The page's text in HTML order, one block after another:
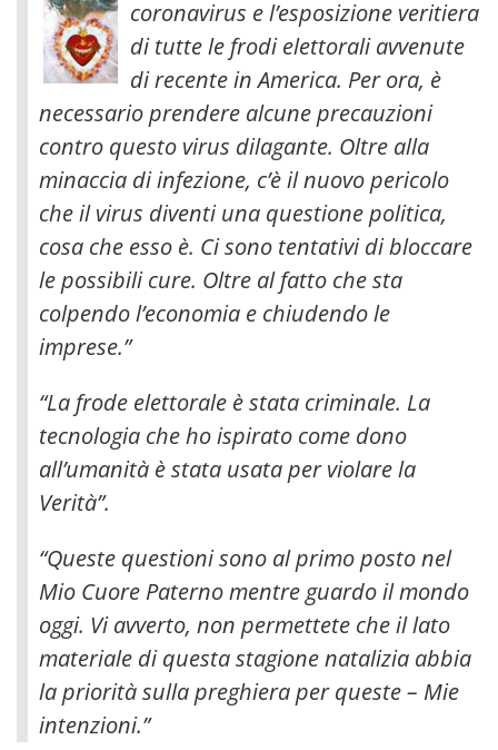
coronavirus e l’esposizione veritiera
di tutte le frodi elettorali avvenute
di recente in America. Per ora, è
necessario prendere alcune precauzioni
contro questo virus dilagante. Oltre alla
minaccia di infezione, c’è il nuovo pericolo
che il virus diventi una questione politica,
cosa che esso è. Ci sono tentativi di bloccare
le possibili cure. Oltre al fatto che sta
colpendo l’economia e chiudendo le
imprese.”
“La frode elettorale è stata criminale. La
tecnologia che ho ispirato come dono
all’umanità è stata usata per violare la
Verità”.
“Queste questioni sono al primo posto nel
Mio Cuore Paterno mentre guardo il mondo
oggi. Vi avverto, non permettete che il lato
materiale di questa stagione natalizia abbia
la priorità sulla preghiera per queste – Mie
intenzioni.”